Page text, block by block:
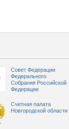
Совет Федерации
Федерального
Собрания Российской
Федерации
Счетная палата
Новгородской области